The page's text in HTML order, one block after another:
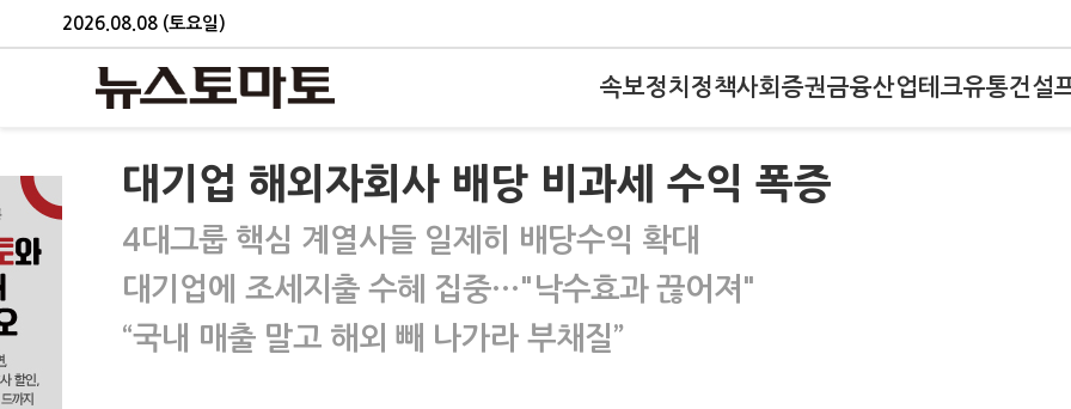
2026.08.08 (토요일)
속보정치 정책사회 증권금융산업테크유통건설
대기업 해외자회사 배당 비과세 수익 폭증
4대그룹 핵심 계열사들 일제히 배당수익 확대
대기업에 조세지출 수혜 집중…"낙수효과 끊어져"
“국내 매출 말고 해외 빼 나가라 부채질”